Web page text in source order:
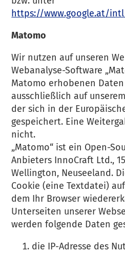
https://www.google.at/
Matomo
Wir nutzen auf unseren
Webanalyse-Software
Matomo erhobenen
ausschließlich auf
der sich in der
gespeichert. Eine
nicht.
„Matomo“ ist ein Open-
Anbieters InnoCraft Ltd.,
Wellington, Neuseeland.
Cookie (eine Textdatei)
dem Ihr Browser
Unterseiten unserer
werden folgende Daten
die IP-Adresse des